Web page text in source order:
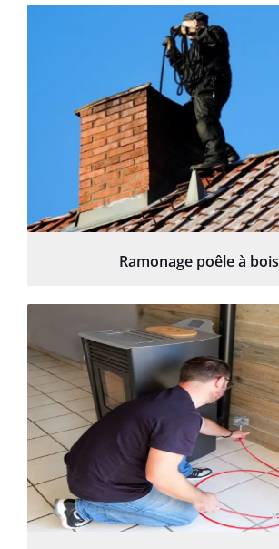
Ramonage poêle à bois